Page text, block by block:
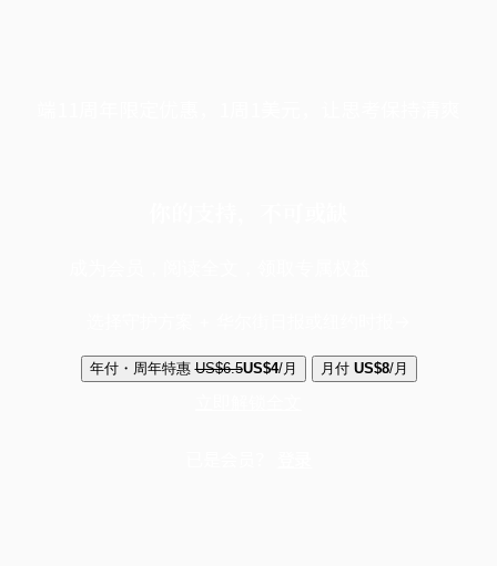
年付・周年特惠 US$6.5US$4/月 月付 US$8/月